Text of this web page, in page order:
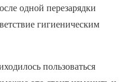
одной перезарядки
гигиеническим
пользоваться